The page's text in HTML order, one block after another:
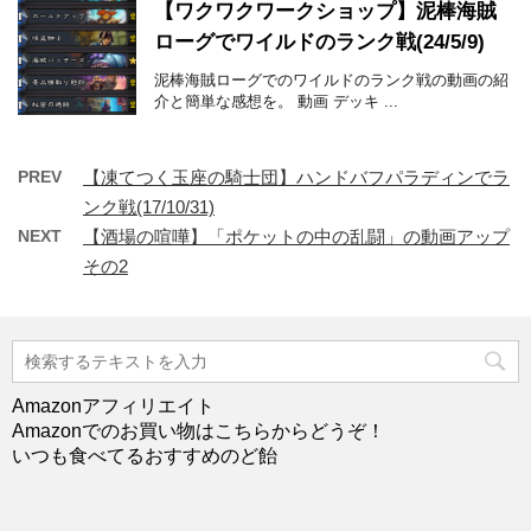
【ワクワクワークショップ】泥棒海賊
ローグでワイルドのランク戦(24/5/9)
泥棒海賊ローグでのワイルドのランク戦の動画の紹
介と簡単な感想を。 動画 デッキ ...
PREV
【凍てつく玉座の騎士団】ハンドバフパラディンでラ
ンク戦(17/10/31)
NEXT
【酒場の喧嘩】「ポケットの中の乱闘」の動画アップ
その2
Amazonアフィリエイト
Amazonでのお買い物はこちらからどうぞ！
いつも食べてるおすすめのど飴